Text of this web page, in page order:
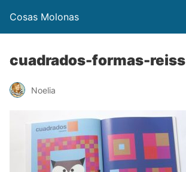
Cosas Molonas
cuadrados-formas-reiss
Noelia